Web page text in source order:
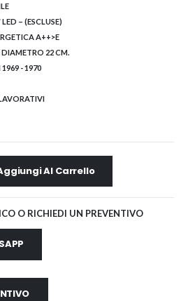
– (ESCLUSE)
A++>E
22 CM.
- 1970
Al Carrello
O RICHIEDI UN PREVENTIVO